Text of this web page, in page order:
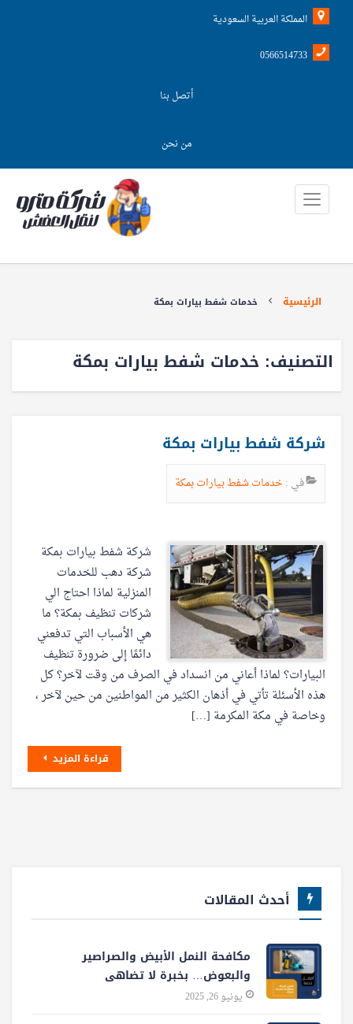
المملكة العربية السعودية
0566514733
أتصل بنا
من نحن
الرئيسية خدمات شفط بيارات بمكة
التصنيف: خدمات شفط بيارات بمكة
شركة شفط بيارات بمكة
في : خدمات شفط بيارات بمكة
شركة شفط بيارات بمكة
شركة دهب للخدمات
المنزلية لماذا احتاج الي
شركات تنظيف بمكة؟ ما
هي الأسباب التي تدفعني
دائمًا إلى ضرورة تنظيف
البيارات؟ لماذا أعاني من انسداد في الصرف من وقت لآخر؟ كل
هذه الأسئلة تأتي في أذهان الكثير من المواطنين من حين لآخر ،
وخاصة في مكة المكرمة […]
قراءة المزيد
أحدث المقالات
مكافحة النمل الأبيض والصراصير
والبعوض… بخبرة لا تضاهى
يونيو 26, 2025